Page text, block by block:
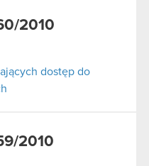
2010
dostęp do
2010